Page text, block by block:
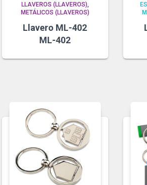
LLAVEROS (LLAVEROS)
METÁLICOS (LLAVEROS)
Llavero ML-402
ML-402